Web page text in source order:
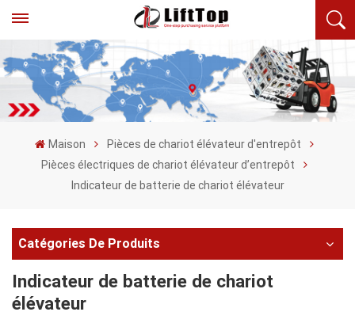
Maison
Pièces de chariot élévateur d'entrepôt
Pièces électriques de chariot élévateur d’entrepôt
Indicateur de batterie de chariot élévateur
Catégories De Produits
Indicateur de batterie de chariot
élévateur